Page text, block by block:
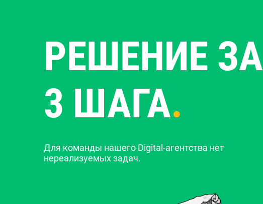
РЕШЕНИЕ ЗА
3 ШАГА.
Для команды нашего Digital-агентства нет
нереализуемых задач.